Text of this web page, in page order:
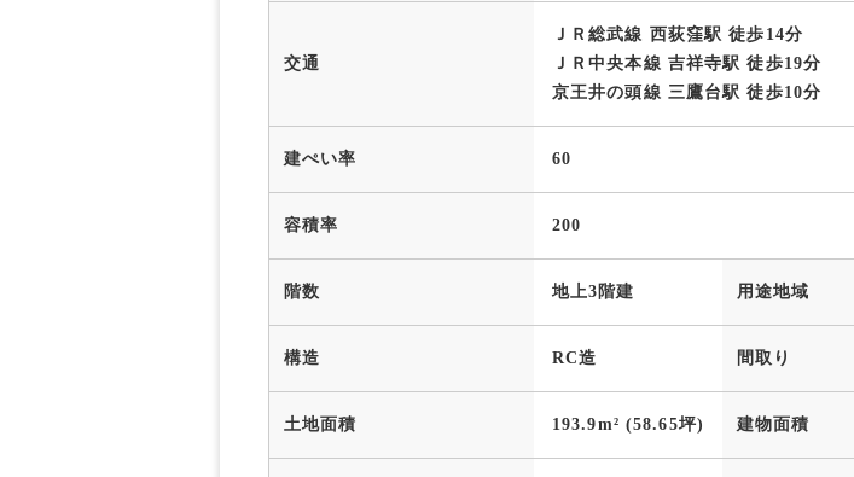
交通
ＪＲ総武線 西荻窪駅 徒歩14分
ＪＲ中央本線 吉祥寺駅 徒歩19分
京王井の頭線 三鷹台駅 徒歩10分
建ぺい率 60
容積率 200
階数 地上3階建 用途地域
構造 RC造 間取り
土地面積 193.9m² (58.65坪) 建物面積